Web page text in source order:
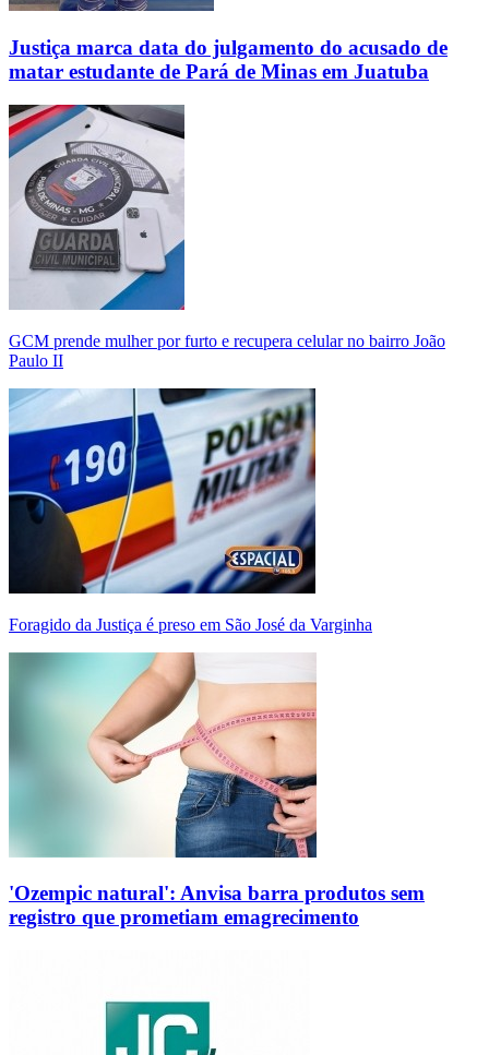
Justiça marca data do julgamento do acusado de
matar estudante de Pará de Minas em Juatuba
GCM prende mulher por furto e recupera celular no bairro João
Paulo II
Foragido da Justiça é preso em São José da Varginha
'Ozempic natural': Anvisa barra produtos sem
registro que prometiam emagrecimento